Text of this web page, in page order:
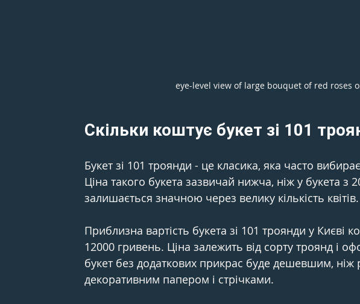
eye-level view of large bouquet of red roses
Скільки коштує букет зі 101
Букет зі 101 троянди - це класика, яка часто
Ціна такого букета зазвичай нижча, ніж у букета з
залишається значною через велику кількість квітів.
Приблизна вартість букета зі 101 троянди у Києві
12000 гривень. Ціна залежить від сорту троянд і
букет без додаткових прикрас буде дешевшим, ніж
декоративним папером і стрічками.